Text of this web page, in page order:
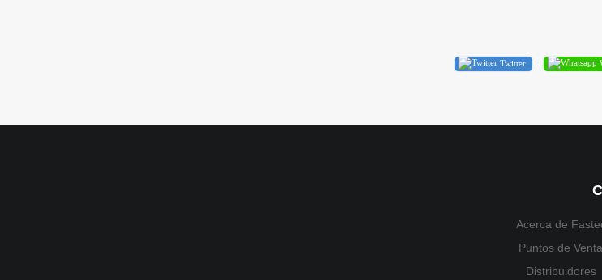
Twitter
Acerca de
Puntos de Venta
Distribuidores